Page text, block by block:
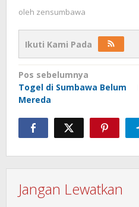
oleh zensumbawa
Ikuti Kami Pada
Navigasi
pos
Pos sebelumnya
Togel di Sumbawa Belum
Mereda
Jangan Lewatkan